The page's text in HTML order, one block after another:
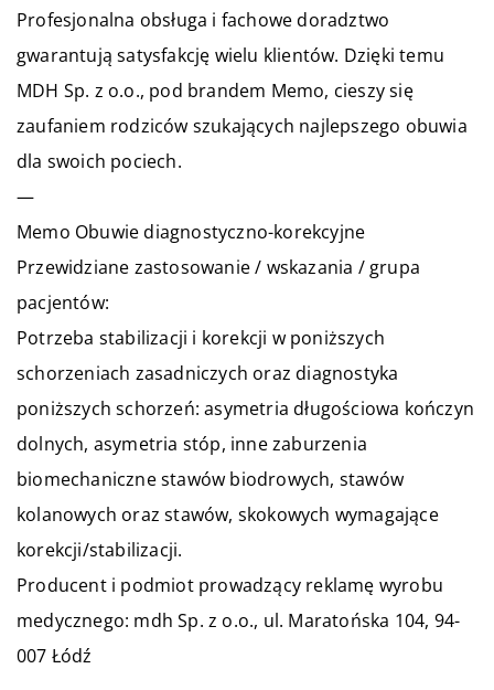
Profesjonalna obsługa i fachowe doradztwo
gwarantują satysfakcję wielu klientów. Dzięki temu
MDH Sp. z o.o., pod brandem Memo, cieszy się
zaufaniem rodziców szukających najlepszego obuwia
dla swoich pociech.
—
Memo Obuwie diagnostyczno-korekcyjne
Przewidziane zastosowanie / wskazania / grupa
pacjentów:
Potrzeba stabilizacji i korekcji w poniższych
schorzeniach zasadniczych oraz diagnostyka
poniższych schorzeń: asymetria długościowa kończyn
dolnych, asymetria stóp, inne zaburzenia
biomechaniczne stawów biodrowych, stawów
kolanowych oraz stawów, skokowych wymagające
korekcji/stabilizacji.
Producent i podmiot prowadzący reklamę wyrobu
medycznego: mdh Sp. z o.o., ul. Maratońska 104, 94-
007 Łódź